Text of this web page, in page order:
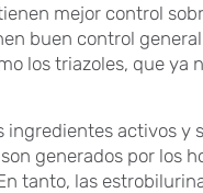
mejor control
buen control
los triazoles, que ya
activos y
generados por los
tanto, las